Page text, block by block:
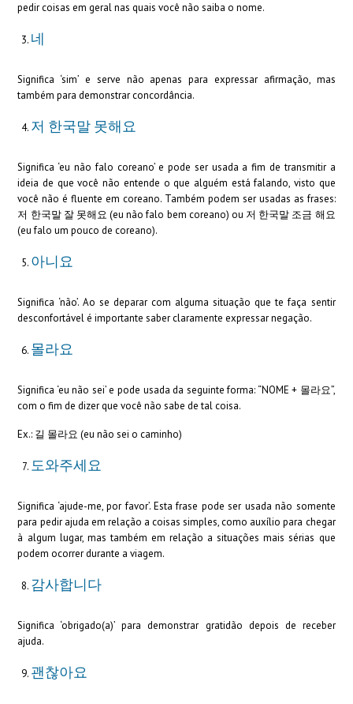
pedir coisas em geral nas quais você não saiba o nome.
네
Significa ‘sim’ e serve não apenas para expressar afirmação, mas
também para demonstrar concordância.
저 한국말 못해요
Significa ‘eu não falo coreano’ e pode ser usada a fim de transmitir a
ideia de que você não entende o que alguém está falando, visto que
você não é fluente em coreano. Também podem ser usadas as frases:
저 한국말 잘 못해요 (eu não falo bem coreano) ou 저 한국말 조금 해요
(eu falo um pouco de coreano).
아니요
Significa ‘não’. Ao se deparar com alguma situação que te faça sentir
desconfortável é importante saber claramente expressar negação.
몰라요
Significa ‘eu não sei’ e pode usada da seguinte forma: “NOME + 몰라요”,
com o fim de dizer que você não sabe de tal coisa.
Ex.: 길 몰라요 (eu não sei o caminho)
도와주세요
Significa ‘ajude-me, por favor’. Esta frase pode ser usada não somente
para pedir ajuda em relação a coisas simples, como auxílio para chegar
à algum lugar, mas também em relação a situações mais sérias que
podem ocorrer durante a viagem.
감사합니다
Significa ‘obrigado(a)’ para demonstrar gratidão depois de receber
ajuda.
괜찮아요